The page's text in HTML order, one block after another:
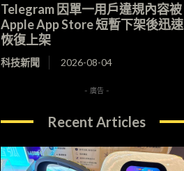
Telegram 因單一用戶違規內容被
Apple App Store 短暫下架後迅速
恢復上架
科技新聞 2026-08-04
- 廣告 -
Recent Articles